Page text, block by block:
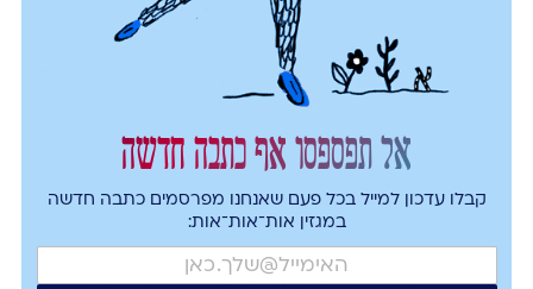
אל תפספסו אף כתבה חדשה
קבלו עדכון למייל בכל פעם שאנחנו מפרסמים כתבה חדשה
במגזין אות־אות־אות: